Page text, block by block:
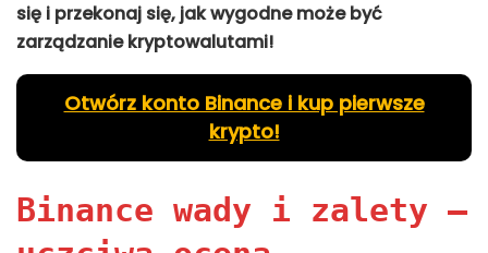
się i przekonaj się, jak wygodne może być
zarządzanie kryptowalutami!
Otwórz konto Binance i kup pierwsze
krypto!
Binance wady i zalety –